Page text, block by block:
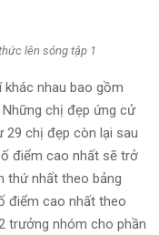
lên sóng tập 1
nhau bao gồm
Những chị đẹp ứng cử
chị đẹp còn lại sau
điểm cao nhất sẽ trở
thứ nhất theo bảng
điểm cao nhất theo
trưởng nhóm cho phần